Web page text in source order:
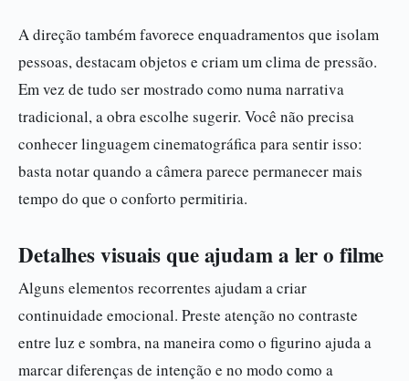
A direção também favorece enquadramentos que isolam
pessoas, destacam objetos e criam um clima de pressão.
Em vez de tudo ser mostrado como numa narrativa
tradicional, a obra escolhe sugerir. Você não precisa
conhecer linguagem cinematográfica para sentir isso:
basta notar quando a câmera parece permanecer mais
tempo do que o conforto permitiria.
Detalhes visuais que ajudam a ler o filme
Alguns elementos recorrentes ajudam a criar
continuidade emocional. Preste atenção no contraste
entre luz e sombra, na maneira como o figurino ajuda a
marcar diferenças de intenção e no modo como a